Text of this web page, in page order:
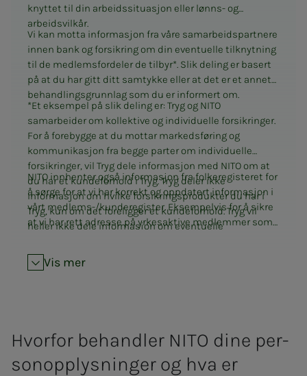
knyttet til din arbeidssituasjon eller lønns- og
arbeidsvilkår.
Vi kan motta informasjon fra våre samarbeidspartnere
innen bank og forsikring om din eventuelle tilknytning
til de medlemsfordeler de tilbyr*. Slik deling er basert
på at du har gitt ditt samtykke eller at det er et annet
behandlingsgrunnlag som du er informert om.
*Et eksempel på slik deling er: Tryg og NITO
samarbeider om kollektive og individuelle forsikringer.
For å forebygge at du mottar markedsføring og
kommunikasjon fra begge parter om individuelle
forsikringer, vil Tryg dele informasjon med NITO om at
du har et kundeforhold i Tryg. Tryg deler ikke
informasjon om hvilke forsikringsprodukter du har i
Tryg, kun om det foreligger et kundeforhold. Tryg vil
heller ikke dele informasjon om eventuelle
NITO innhenter også informasjon fra folkeregisteret for
å sørge for at vi har korrekt og oppdatert informasjon i
vårt medlems-/kunderegister. Eksempelvis for å sikre
at vi har rett adresse på yrkesaktive medlemmer som
Vis mer
Hvor­­­­­for be­hand­­­ler NITO dine per­­­
son­opp­lys­­­nin­­­ger og hva er